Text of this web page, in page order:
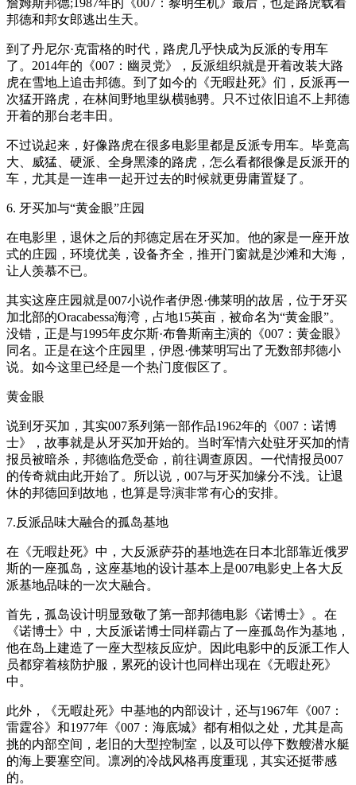
邦德和邦女郎逃出生天。
到了丹尼尔·克雷格的时代，路虎几乎快成为反派的专用车
了。2014年的《007：幽灵党》，反派组织就是开着改装大路
虎在雪地上追击邦德。到了如今的《无暇赴死》们，反派再一
次猛开路虎，在林间野地里纵横驰骋。只不过依旧追不上邦德
开着的那台老丰田。
不过说起来，好像路虎在很多电影里都是反派专用车。毕竟高
大、威猛、硬派、全身黑漆的路虎，怎么看都很像是反派开的
车，尤其是一连串一起开过去的时候就更毋庸置疑了。
6. 牙买加与“黄金眼”庄园
在电影里，退休之后的邦德定居在牙买加。他的家是一座开放
式的庄园，环境优美，设备齐全，推开门窗就是沙滩和大海，
让人羡慕不已。
其实这座庄园就是007小说作者伊恩·佛莱明的故居，位于牙买
加北部的Oracabessa海湾，占地15英亩，被命名为“黄金眼”。
没错，正是与1995年皮尔斯·布鲁斯南主演的《007：黄金眼》
同名。正是在这个庄园里，伊恩·佛莱明写出了无数部邦德小
说。如今这里已经是一个热门度假区了。
黄金眼
说到牙买加，其实007系列第一部作品1962年的《007：诺博
士》，故事就是从牙买加开始的。当时军情六处驻牙买加的情
报员被暗杀，邦德临危受命，前往调查原因。一代情报员007
的传奇就由此开始了。所以说，007与牙买加缘分不浅。让退
休的邦德回到故地，也算是导演非常有心的安排。
7.反派品味大融合的孤岛基地
在《无暇赴死》中，大反派萨芬的基地选在日本北部靠近俄罗
斯的一座孤岛，这座基地的设计基本上是007电影史上各大反
派基地品味的一次大融合。
首先，孤岛设计明显致敬了第一部邦德电影《诺博士》。在
《诺博士》中，大反派诺博士同样霸占了一座孤岛作为基地，
他在岛上建造了一座大型核反应炉。因此电影中的反派工作人
员都穿着核防护服，累死的设计也同样出现在《无暇赴死》
中。
此外，《无暇赴死》中基地的内部设计，还与1967年《007：
雷霆谷》和1977年《007：海底城》都有相似之处，尤其是高
挑的内部空间，老旧的大型控制室，以及可以停下数艘潜水艇
的海上要塞空间。凛冽的冷战风格再度重现，其实还挺带感
的。